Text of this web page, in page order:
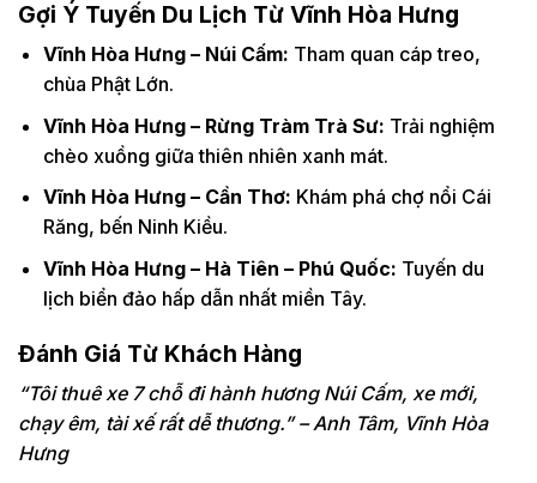
Gợi Ý Tuyến Du Lịch Từ Vĩnh Hòa Hưng
Vĩnh Hòa Hưng – Núi Cấm: Tham quan cáp treo,
chùa Phật Lớn.
Vĩnh Hòa Hưng – Rừng Tràm Trà Sư: Trải nghiệm
chèo xuồng giữa thiên nhiên xanh mát.
Vĩnh Hòa Hưng – Cần Thơ: Khám phá chợ nổi Cái
Răng, bến Ninh Kiều.
Vĩnh Hòa Hưng – Hà Tiên – Phú Quốc: Tuyến du
lịch biển đảo hấp dẫn nhất miền Tây.
Đánh Giá Từ Khách Hàng
“Tôi thuê xe 7 chỗ đi hành hương Núi Cấm, xe mới,
chạy êm, tài xế rất dễ thương.” – Anh Tâm, Vĩnh Hòa
Hưng